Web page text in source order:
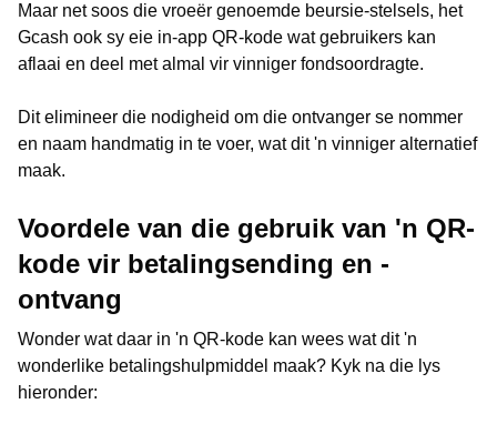
Maar net soos die vroeër genoemde beursie-stelsels, het
Gcash ook sy eie in-app QR-kode wat gebruikers kan
aflaai en deel met almal vir vinniger fondsoordragte.
Dit elimineer die nodigheid om die ontvanger se nommer
en naam handmatig in te voer, wat dit 'n vinniger alternatief
maak.
Voordele van die gebruik van 'n QR-
kode vir betalingsending en -
ontvang
Wonder wat daar in 'n QR-kode kan wees wat dit 'n
wonderlike betalingshulpmiddel maak? Kyk na die lys
hieronder: